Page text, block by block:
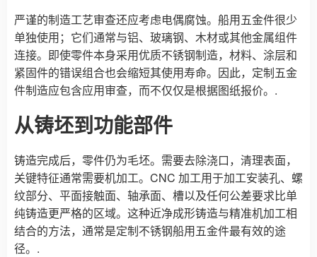
严谨的制造工艺审查还应考虑电偶腐蚀。船用五金件很少
单独使用；它们通常与铝、玻璃钢、木材或其他金属组件
连接。即使零件本身采用优质不锈钢制造，材料、涂层和
紧固件的错误组合也会缩短其使用寿命。因此，定制五金
件制造应包含应用审查，而不仅仅是根据图纸报价。.
从铸坯到功能部件
铸造完成后，零件仍为毛坯。需要去除浇口，清理表面，
关键特征通常需要机加工。CNC 加工用于加工安装孔、螺
纹部分、平面接触面、轴承面、槽以及任何公差要求比单
纯铸造更严格的区域。这种近净成形铸造与精准机加工相
结合的方法，通常是定制不锈钢船用五金件最有效的途
径。.